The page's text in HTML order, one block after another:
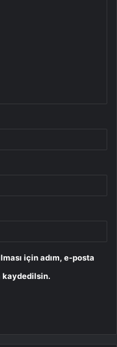
için adım, e-posta
kaydedilsin.